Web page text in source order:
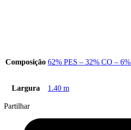
Composição 62% PES – 32% CO –
Largura 1.40 m
Partilhar